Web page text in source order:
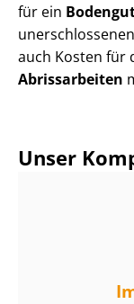
für ein
auch Kosten für
Abrissarbeiten
Unser